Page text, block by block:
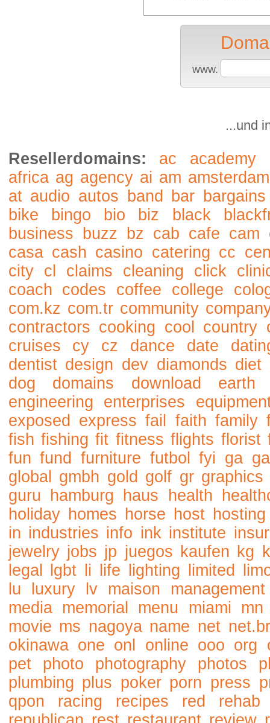
www.
...und
Resellerdomains: ac academy
africa ag agency ai am amsterdam
at audio autos band bar bargains
bike
bingo bio biz black
business
buzz bz cab cafe cam
casa cash casino catering cc
city
cl claims cleaning click
coach codes coffee college
com.kz com.tr community
contractors cooking cool country
cruises
cy cz dance date
dentist design dev diamonds diet
dog
domains download
earth
engineering
enterprises
exposed
express fail faith family
fish fishing fit fitness flights florist
fun fund furniture futbol fyi ga
global
gmbh gold golf gr graphics
guru
hamburg haus health
holiday homes horse host hosting
in industries info ink institute
jewelry jobs jp juegos kaufen kg
legal
lgbt li life lighting limited
lu
luxury lv maison
management
media memorial menu miami mn
movie ms nagoya name net net.br
okinawa one onl online ooo org
pet
photo photography photos
plumbing plus poker porn press
qpon
racing recipes red
rehab